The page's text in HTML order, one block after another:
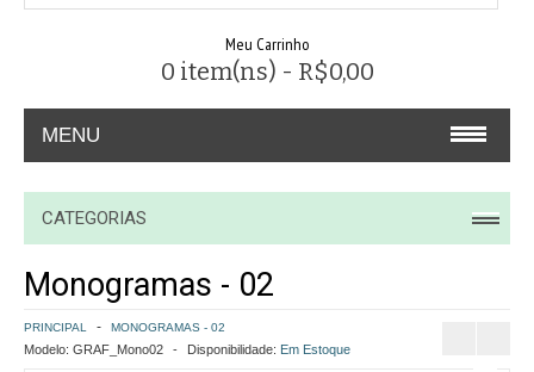
Meu Carrinho
0 item(ns) - R$0,00
MENU
A EMPRESA
CONTATO
COMO COMPRAR
POLÍTICA DE FRETE GRÁTIS
CATEGORIAS
Monogramas - 02
PRINCIPAL MONOGRAMAS - 02
Modelo: GRAF_Mono02 Disponibilidade: Em Estoque